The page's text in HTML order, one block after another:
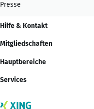
Presse
Hilfe & Kontakt
Mitgliedschaften
Hauptbereiche
Services